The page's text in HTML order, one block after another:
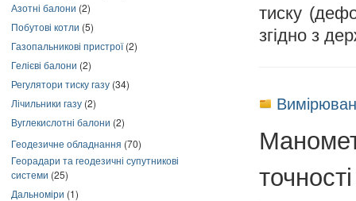
Азотні балони (2)
Побутові котли (5)
Газопальникові пристрої(2)
Гелієві балони (2)
Регулятори тиску газу (34)
Лічильники газу (2)
Вуглекислотні балони (2)
Геодезичне обладнання (70)
Георадари та геодезичні супутникові
системи (25)
Дальноміри (1)
тиску
згідно з